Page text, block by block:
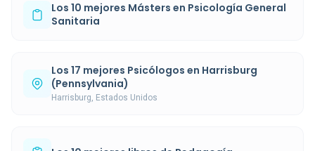
Los 10 mejores Másters en Psicología General
Sanitaria
Los 17 mejores Psicólogos en Harrisburg
(Pennsylvania)
Harrisburg, Estados Unidos